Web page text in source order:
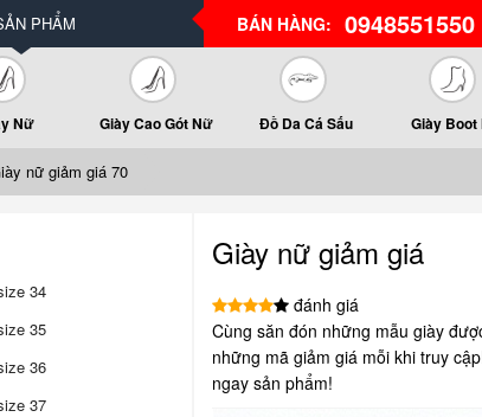
PHẨM BÁN HÀNG: 0948551550
Nữ Giày Cao Gót Nữ Đồ Da Cá Sấu Giày Boot
nữ giảm giá 70
34
35
36
37
Giày nữ giảm giá
đánh giá
Cùng săn đón những mẫu giày
những mã giảm giá mỗi khi truy
ngay sản phẩm!